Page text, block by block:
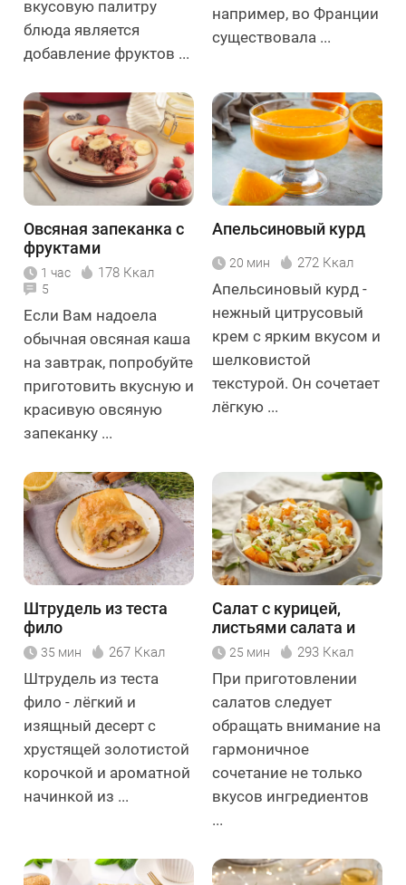
вкусовую палитру
блюда является
добавление фруктов ...
например, во Франции
существовала ...
Овсяная запеканка с
фруктами
1 час 178 Ккал
5
Если Вам надоела
обычная овсяная каша
на завтрак, попробуйте
приготовить вкусную и
красивую овсяную
запеканку ...
Апельсиновый курд
20 мин 272 Ккал
Апельсиновый курд -
нежный цитрусовый
крем с ярким вкусом и
шелковистой
текстурой. Он сочетает
лёгкую ...
Штрудель из теста
фило
35 мин 267 Ккал
Штрудель из теста
фило - лёгкий и
изящный десерт с
хрустящей золотистой
корочкой и ароматной
начинкой из ...
Салат с курицей,
листьями салата и
орехами
25 мин 293 Ккал
При приготовлении
салатов следует
обращать внимание на
гармоничное
сочетание не только
вкусов ингредиентов
...